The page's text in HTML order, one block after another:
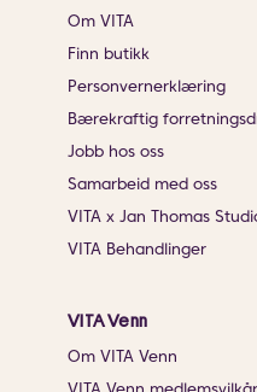
Om VITA
Finn butikk
Personvernerklæring
Bærekraftig
Jobb hos oss
Samarbeid med oss
VITA x Jan Thomas
VITA Behandlinger
VITA Venn
Om VITA Venn